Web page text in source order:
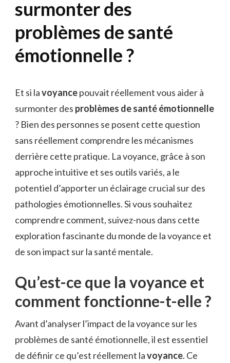
surmonter des
problèmes de santé
émotionnelle ?
Et si lavoyancepouvait réellement vous aider à
surmonter des problèmes de santé émotionnelle
? Bien des personnes se posent cette question
sans réellement comprendre les mécanismes
derrière cette pratique. La voyance, grâce à son
approche intuitive et ses outils variés, a le
potentiel d’apporter un éclairage crucial sur des
pathologies émotionnelles. Si vous souhaitez
comprendre comment, suivez-nous dans cette
exploration fascinante du monde de la voyance et
de son impact sur la santé mentale.
Qu’est-ce que la voyance et
comment fonctionne-t-elle ?
Avant d’analyser l’impact de la voyance sur les
problèmes de santé émotionnelle, il est essentiel
de définir ce qu’est réellement lavoyance. Ce